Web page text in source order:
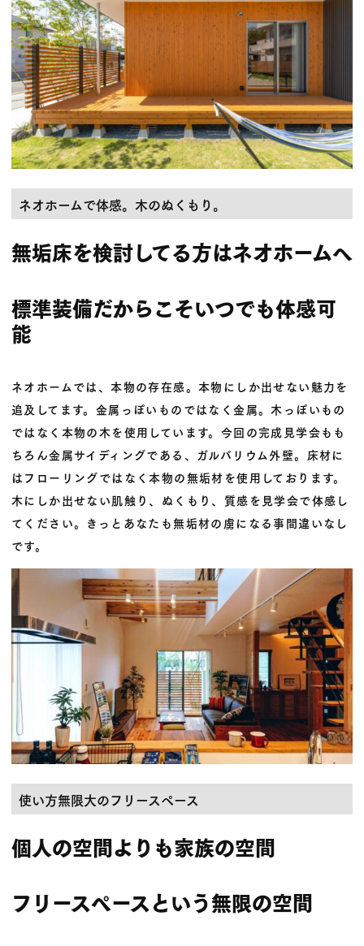
ネオホームで体感。木のぬくもり。
無垢床を検討してる方はネオホームへ
標準装備だからこそいつでも体感可
能
ネオホームでは、本物の存在感。本物にしか出せない魅力を
追及してます。金属っぽいものではなく金属。木っぽいもの
ではなく本物の木を使用しています。今回の完成見学会もも
ちろん金属サイディングである、ガルバリウム外壁。床材に
はフローリングではなく本物の無垢材を使用しております。
木にしか出せない肌触り 、 ぬくもり 、 質感を見学会で体感し
てください。きっとあなたも無垢材の虜になる事間違いなし
です。
使い方無限大のフリースペース
個人の空間よりも家族の空間
フリースペースという無限の空間